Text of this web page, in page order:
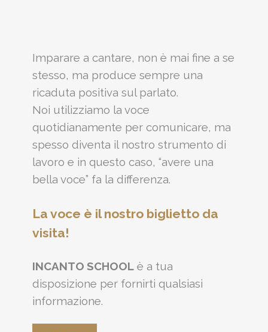
Imparare a cantare, non è mai fine a se
stesso, ma produce sempre una
ricaduta positiva sul parlato.
Noi utilizziamo la voce
quotidianamente per comunicare, ma
spesso diventa il nostro strumento di
lavoro e in questo caso, “avere una
bella voce” fa la differenza.
La voce è il nostro biglietto da
visita!
INCANTO SCHOOLè a tua
disposizione per fornirti qualsiasi
informazione.